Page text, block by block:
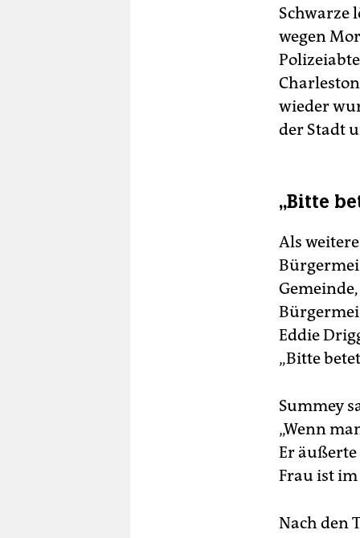
Schwarze
wegen
wieder
der Stadt
„Bitte
Als
Eddie
„Bitte
Summey
„Wenn
Er
Frau ist
Nach den